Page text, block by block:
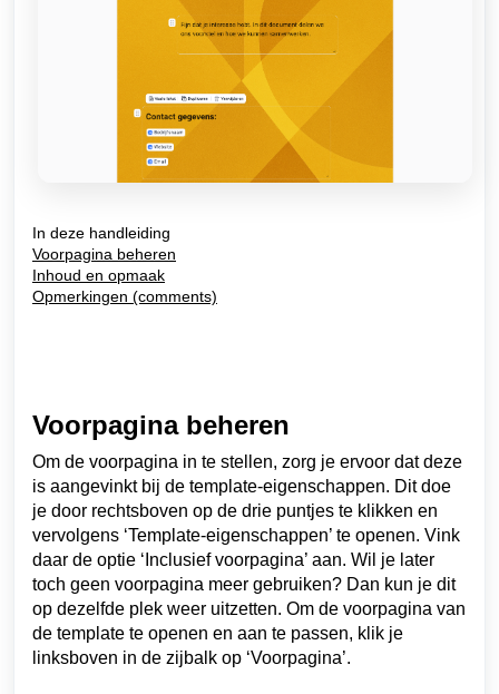
In deze handleiding
Voorpagina beheren
Inhoud en opmaak
Opmerkingen (comments)
Voorpagina beheren
Om de voorpagina in te stellen, zorg je ervoor dat deze
is aangevinkt bij de template-eigenschappen. Dit doe
je door rechtsboven op de drie puntjes te klikken en
vervolgens ‘Template-eigenschappen’ te openen. Vink
daar de optie ‘Inclusief voorpagina’ aan. Wil je later
toch geen voorpagina meer gebruiken? Dan kun je dit
op dezelfde plek weer uitzetten. Om de voorpagina van
de template te openen en aan te passen, klik je
linksboven in de zijbalk op ‘Voorpagina’.